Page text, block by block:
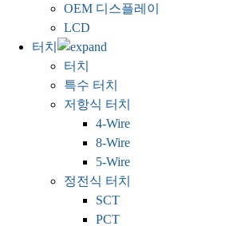
OEM 디스플레이
LCD
터치
터치
특수 터치
저항식 터치
4-Wire
8-Wire
5-Wire
정전식 터치
SCT
PCT